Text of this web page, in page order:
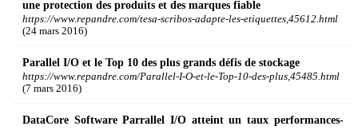
une protection des produits et des marques fiable
https://www.repandre.com/tesa-scribos-adapte-les-etiquettes,45612.html
(24 mars 2016)
Parallel I/O et le Top 10 des plus grands défis de stockage
https://www.repandre.com/Parallel-I-O-et-le-Top-10-des-plus,45485.html
(7 mars 2016)
DataCore Software Parrallel I/O atteint un taux performances-